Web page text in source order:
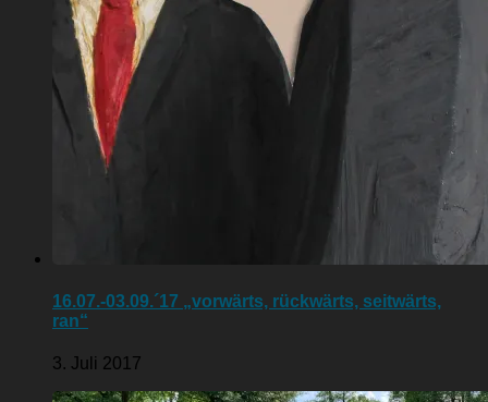
16.07.-03.09.´17 „vorwärts, rückwärts, seitwärts,
ran“
3. Juli 2017